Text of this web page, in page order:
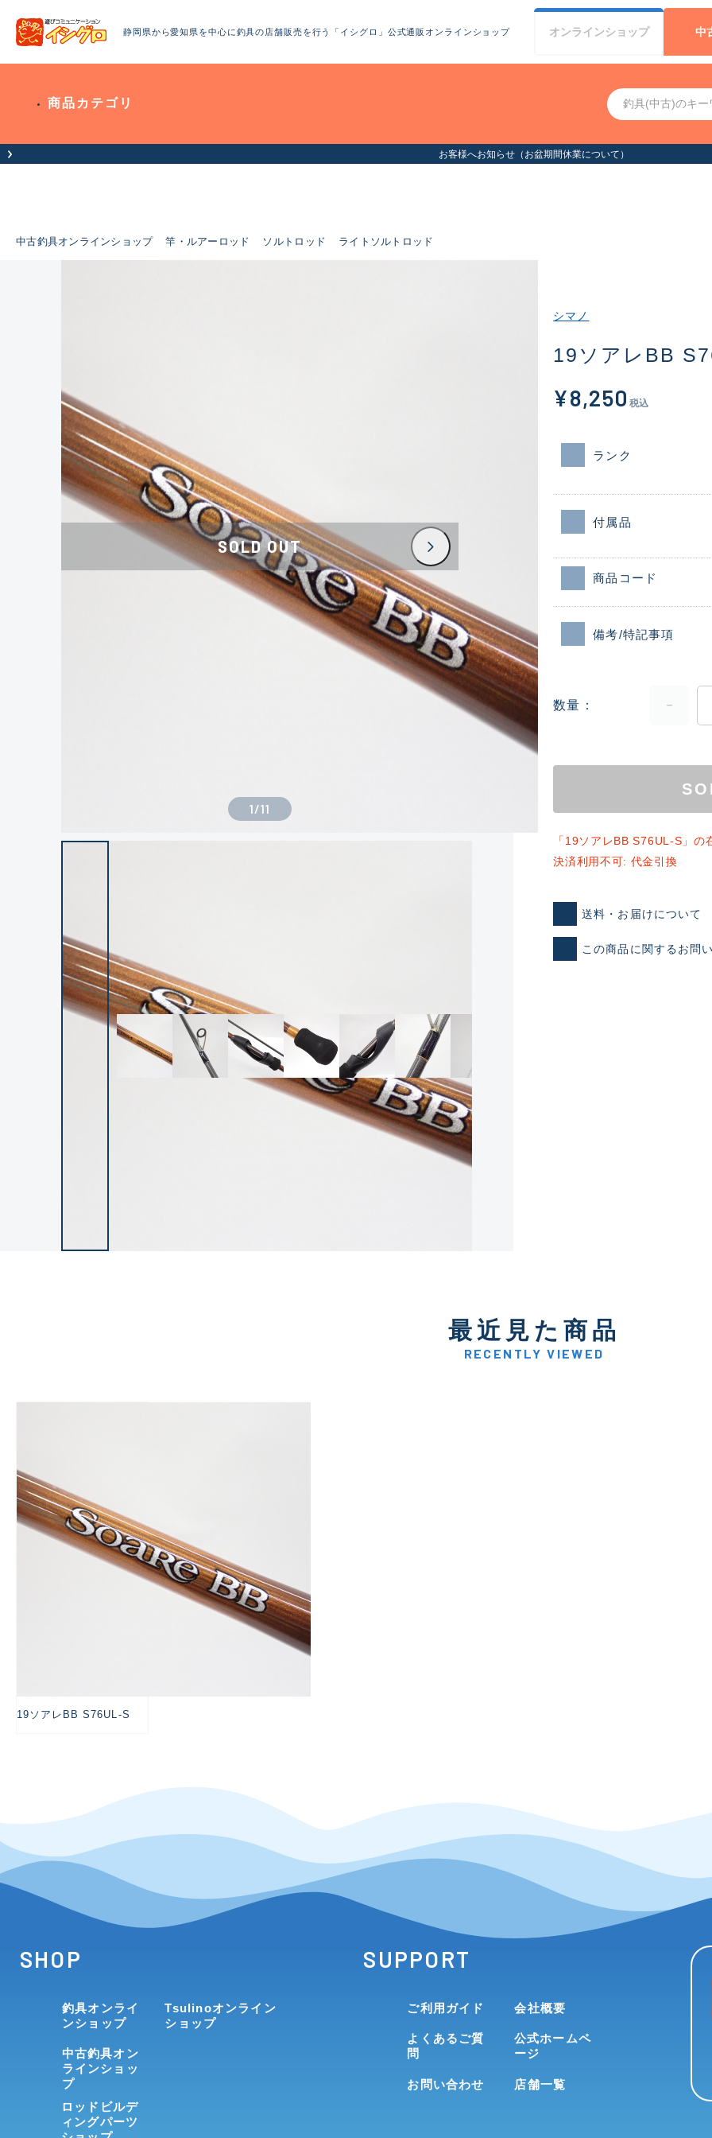
静岡県から愛知県を中心に釣具の店舗販売を行う「イシグロ」公式通販オンラインショップ オンラインショップ 中
商品カテゴリ
お客様へお知らせ（お盆期間休業について）
中古釣具オンラインショップ 竿・ルアーロッド ソルトロッド ライトソルトロッド
新古品（メーカー問屋から
C-
い品
SOLD OUT
1/11
シマノ
19ソアレBB
¥8,250 税込
ランク
付属品
商品コード
備考/特記事項
数量
「19ソアレBB S76UL-S」の
決済利用不可: 代金引換
送料・お届けについて
この商品に関するお問
最近見た商品
RECENTLY VIEWED
19ソアレBB S76UL-S
SHOP
釣具オンライ
ンショップ
中古釣具オン
ラインショッ
プ
ロッドビルデ
ィングパーツ
Tsulinoオンライン
ショップ
SUPPORT
ご利用ガイド
よくあるご質
問
お問い合わせ
会社概要
公式ホームペ
ージ
店舗一覧